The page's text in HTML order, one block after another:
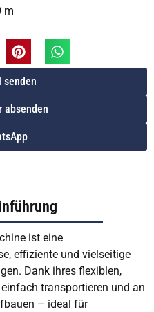
m
senden
absenden
ist eine
effiziente und vielseitige
Dank ihres flexiblen,
transportieren und an
– ideal für